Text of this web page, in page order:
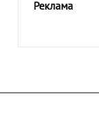
Реклама